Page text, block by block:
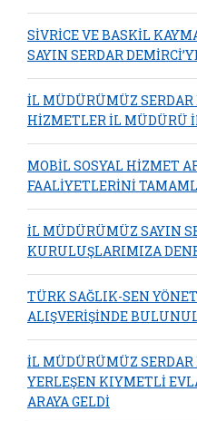
SİVRİCE VE BASKİL
SAYIN SERDAR
İL MÜDÜRÜMÜZ SERDAR
HİZMETLER İL MÜDÜRÜ
MOBİL SOSYAL HİZMET
FAALİYETLERİNİ
İL MÜDÜRÜMÜZ SAYIN
KURULUŞLARIMIZA
TÜRK SAĞLIK-SEN
ALIŞVERİŞİNDE
İL MÜDÜRÜMÜZ
YERLEŞEN KIYMETLİ
ARAYA GELDİ